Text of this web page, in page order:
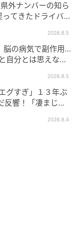
外ナンバーの知ら
てきたドライバー
2026.8.5
脳の病気で副作用…
自分とは思えなか
2026.8.5
グすぎ」１３年ぶ
反響！「凄まじく
2026.8.4